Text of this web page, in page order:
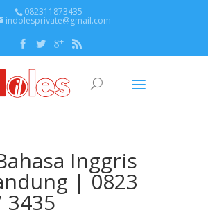
082311873435
indolesprivate@gmail.com
Inggris
| 0823
3435